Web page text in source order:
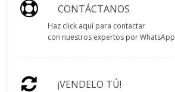
CONTÁCTANOS
Haz click aquí para contactar
con nuestros expertos por WhatsApp
¡VENDELO TÚ!